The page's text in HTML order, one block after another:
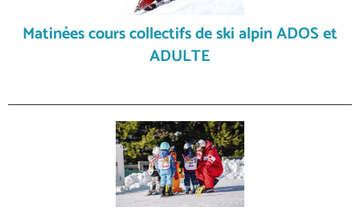
Matinées cours collectifs de ski alpin ADOS et
ADULTE